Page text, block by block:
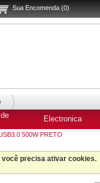
Sua Encomenda (0)
Electronica
500W PRETO
você precisa ativar cookies.